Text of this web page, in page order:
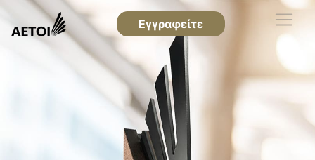
Εγγραφείτε